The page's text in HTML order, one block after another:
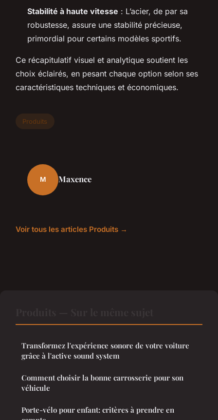
Stabilité à haute vitesse : L’acier, de par sa
robustesse, assure une stabilité précieuse,
primordial pour certains modèles sportifs.
Ce récapitulatif visuel et analytique soutient les
choix éclairés, en pesant chaque option selon ses
caractéristiques techniques et économiques.
Produits
M Maxence
Voir tous les articles Produits →
Transformez l'expérience sonore de votre voiture
grâce à l'active sound system
Comment choisir la bonne carrosserie pour son
véhicule
Porte-vélo pour enfant: critères à prendre en